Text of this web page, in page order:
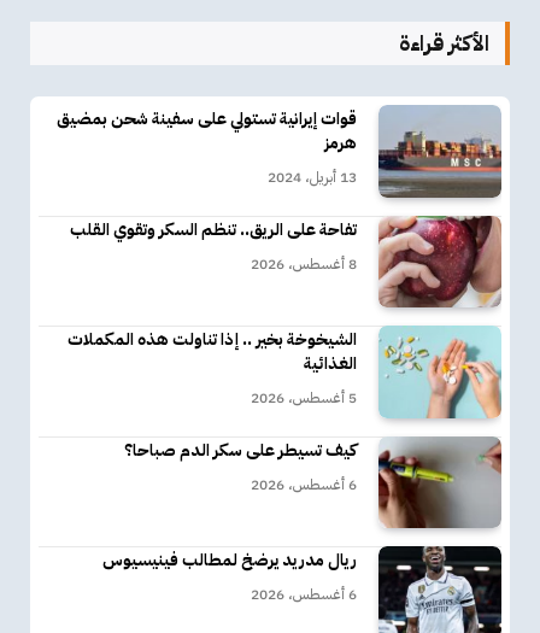
الأكثر قراءة
قوات إيرانية تستولي على سفينة شحن بمضيق
هرمز
13 أبريل، 2024
تفاحة على الريق.. تنظم السكر وتقوي القلب
8 أغسطس، 2026
الشيخوخة بخير .. إذا تناولت هذه المكملات
الغذائية
5 أغسطس، 2026
كيف تسيطر على سكر الدم صباحا؟
6 أغسطس، 2026
ريال مدريد يرضخ لمطالب فينيسيوس
6 أغسطس، 2026